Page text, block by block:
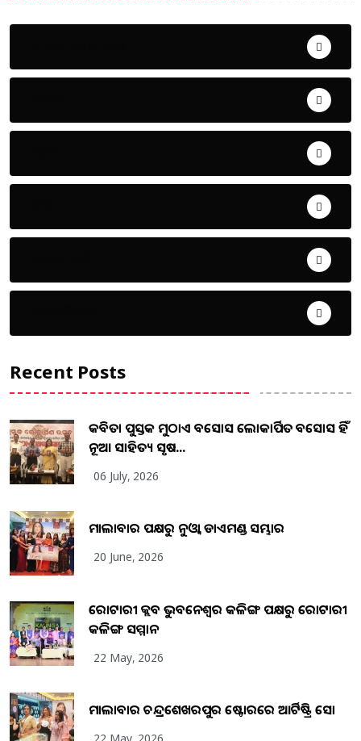
Recent Posts
କବିତା ପୁସ୍ତକ ମୁଠାଏ ଅବସୋସ ଲୋକାର୍ପିତ ଅବସୋସ ହିଁ
ନୂଆ ସାହିତ୍ୟ ସୃଷ...
06 July, 2026
ମାଲାବାର ପକ୍ଷରୁ ନୁଓ୍ବା ଡାଏମଣ୍ଡ ସମ୍ଭାର
20 June, 2026
ରୋଟାରୀ କ୍ଲବ ଭୁବନେଶ୍ୱର କଳିଙ୍ଗ ପକ୍ଷରୁ ରୋଟାରୀ
କଳିଙ୍ଗ ସମ୍ମାନ
22 May, 2026
ମାଲାବାର ଚନ୍ଦ୍ରଶେଖରପୁର ଷ୍ଟୋରରେ ଆର୍ଟିଷ୍ଟ୍ରି ସୋ